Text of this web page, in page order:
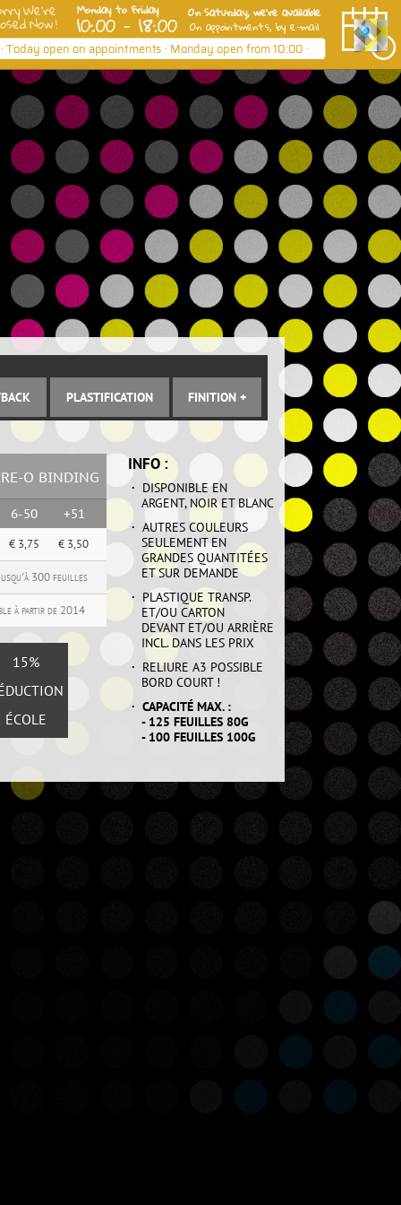
HERE
PLASTIFICATION FINITION +
INFO :
· DISPONIBLE EN
ARGENT, NOIR ET BLANC
· AUTRES COULEURS
SEULEMENT EN
GRANDES QUANTITÉES
ET SUR DEMANDE
· PLASTIQUE TRANSP.
ET/OU CARTON
DEVANT ET/OU ARRIÈRE
INCL. DANS LES PRIX
· RELIURE A3 POSSIBLE
BORD COURT !
· CAPACITÉ MAX. :
- 125 FEUILLES 80G
- 100 FEUILLES 100G
O BINDING
6-50 +51
€ 3,19 € 2,98
300 feuilles
à partir de 2014
POUR
& PROFS
O BINDING
6-50 +51
€ 3,75 € 3,50
300 feuilles
à partir de 2014
15%
ÉCOLE